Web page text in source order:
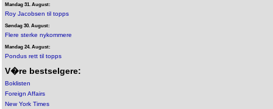
Mandag 31. August:
Roy Jacobsen til topps
Søndag 30. August:
Flere sterke nykommere
Mandag 24. August:
Pondus rett til topps
V�re bestselgere:
Boklisten
Foreign Affairs
New York Times